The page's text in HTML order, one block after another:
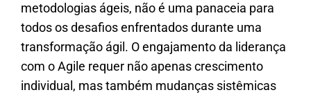
metodologias ágeis, não é uma panaceia para
todos os desafios enfrentados durante uma
transformação ágil. O engajamento da liderança
com o Agile requer não apenas crescimento
individual, mas também mudanças sistêmicas